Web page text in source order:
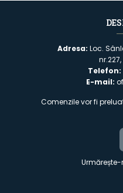
Adresa:Loc.
Telefon:
E-mail:
Comenzile vor fi
Urmărește-